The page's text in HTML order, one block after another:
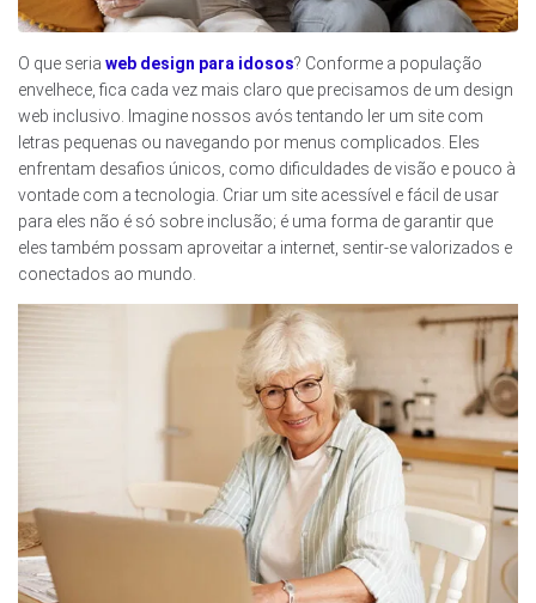
O que seria web design para idosos? Conforme a população
envelhece, fica cada vez mais claro que precisamos de um design
web inclusivo. Imagine nossos avós tentando ler um site com
letras pequenas ou navegando por menus complicados. Eles
enfrentam desafios únicos, como dificuldades de visão e pouco à
vontade com a tecnologia. Criar um site acessível e fácil de usar
para eles não é só sobre inclusão; é uma forma de garantir que
eles também possam aproveitar a internet, sentir-se valorizados e
conectados ao mundo.